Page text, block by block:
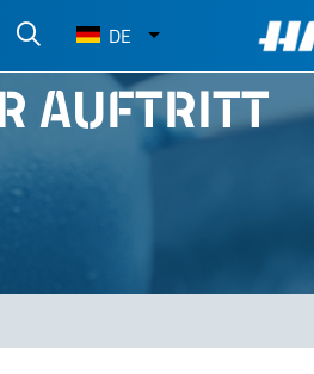
Select
your
language
DE
AUFTRITT